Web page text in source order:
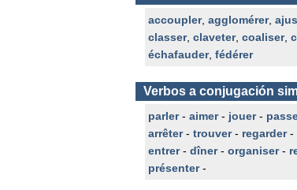
accoupler, agglomérer,
classer, claveter, coaliser,
échafauder, fédérer
Verbos a conjugación
parler- aimer- jouer-
arrêter- trouver- regarder-
entrer- dîner- organiser-
présenter-